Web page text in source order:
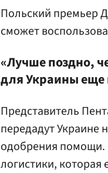
Польский премьер
сможет
«Лучше поздно,
для Украины еще
Представитель
передадут Украине
одобрения помощи.
логистики, которая